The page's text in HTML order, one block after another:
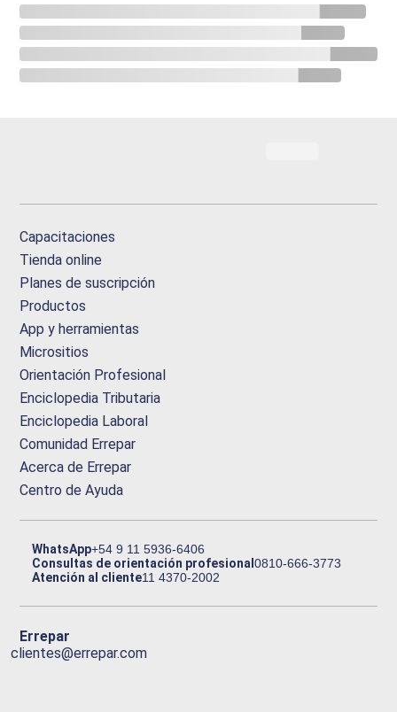
Capacitaciones
Tienda online
Planes de suscripción
Productos
App y herramientas
Micrositios
Orientación Profesional
Enciclopedia Tributaria
Enciclopedia Laboral
Comunidad Errepar
Acerca de Errepar
Centro de Ayuda
WhatsApp+54 9 11 5936-6406
Consultas de orientación profesional0810-666-3773
Atención al cliente11 4370-2002
Errepar
clientes@errepar.com